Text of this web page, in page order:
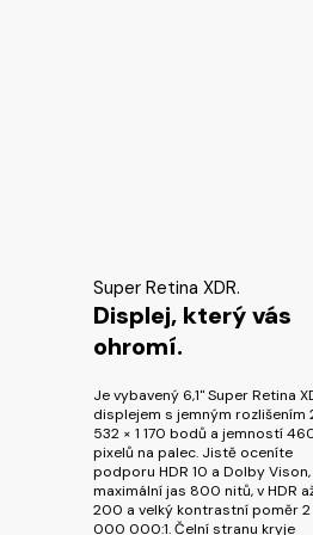
Super Retina XDR.
Displej, který vás
ohromí.
Je vybavený 6,1" Super Retina
displejem s jemným rozlišením
532 × 1 170 bodů a jemností
pixelů na palec. Jistě oceníte
podporu HDR 10 a Dolby Vison,
maximální jas 800 nitů, v HDR
200 a velký kontrastní poměr 2
000 000:1. Čelní stranu kryje